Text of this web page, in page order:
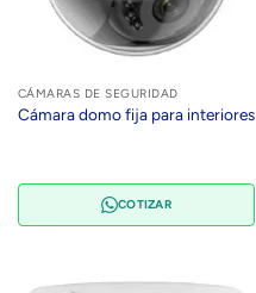
CÁMARAS DE SEGURIDAD
Cámara domo fija para interiores
COTIZAR